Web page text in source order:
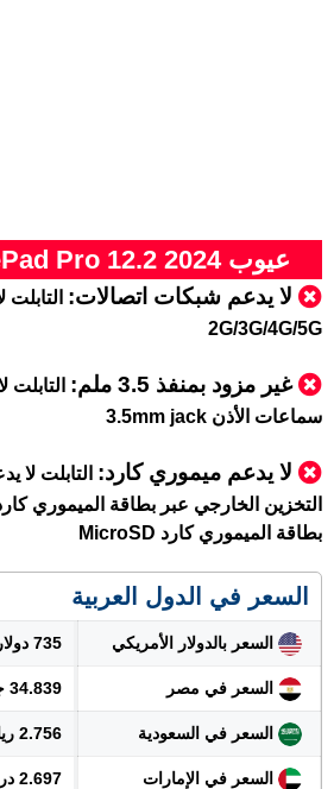
عيوب Huawei MatePad Pro 12.2 2024
لا يدعم شبكات اتصالات:
2G/3G/4G/5G
غير مزود بمنفذ 3.5 ملم:
التابلت
سماعات الأذن 3.5mm jack
لا يدعم ميموري كارد: التابلت لا
التخزين الخارجي عبر بطاقة الميموري
بطاقة الميموري كارد MicroSD
السعر في الدول العربية
السعر بالدولار الأمريكي 735 دولار
السعر في مصر 34.839 جنيه
السعر في السعودية 2.756 ريال
السعر في الإمارات 2.697 درهم